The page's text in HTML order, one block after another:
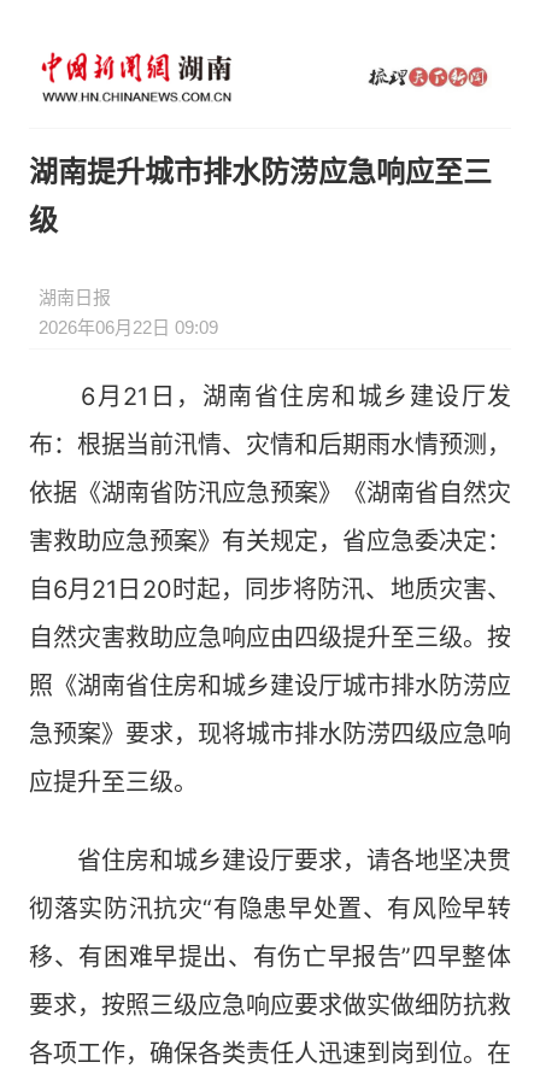
湖南提升城市排水防涝应急响应至三
级
湖南日报
2026年06月22日 09:09
6月21日，湖南省住房和城乡建设厅发
布：根据当前汛情、灾情和后期雨水情预测，
依据《湖南省防汛应急预案》《湖南省自然灾
害救助应急预案》有关规定，省应急委决定：
自6月21日20时起，同步将防汛、地质灾害、
自然灾害救助应急响应由四级提升至三级。按
照《湖南省住房和城乡建设厅城市排水防涝应
急预案》要求，现将城市排水防涝四级应急响
应提升至三级。
省住房和城乡建设厅要求，请各地坚决贯
彻落实防汛抗灾“有隐患早处置、有风险早转
移、有困难早提出、有伤亡早报告”四早整体
要求，按照三级应急响应要求做实做细防抗救
各项工作，确保各类责任人迅速到岗到位。在